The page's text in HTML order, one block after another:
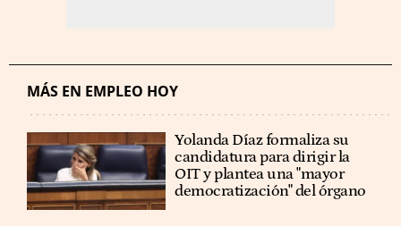
MÁS EN EMPLEO HOY
Yolanda Díaz formaliza su
candidatura para dirigir la
OIT y plantea una "mayor
democratización" del órgano